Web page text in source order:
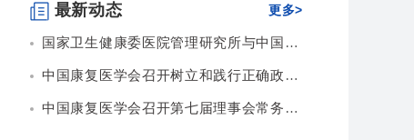
最新动态 更多>
国家卫生健康委医院管理研究所与中国康复医学会...
中国康复医学会召开树立和践行正确政绩观专题会...
中国康复医学会召开第七届理事会常务理事会第九...